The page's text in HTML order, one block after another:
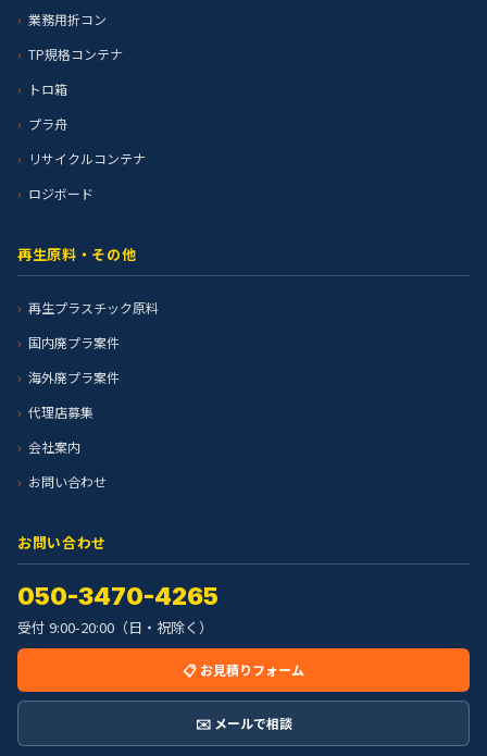
業務用折コン
TP規格コンテナ
トロ箱
プラ舟
リサイクルコンテナ
ロジボード
再生原料・その他
再生プラスチック原料
国内廃プラ案件
海外廃プラ案件
代理店募集
会社案内
お問い合わせ
お問い合わせ
050-3470-4265
受付 9:00-20:00（日・祝除く）
📋 お見積りフォーム
✉️ メールで相談